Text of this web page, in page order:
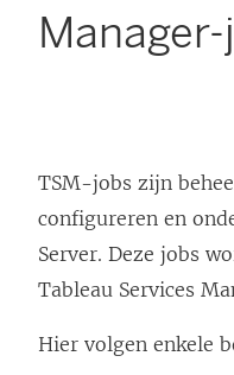
TSM-jobs zijn
configureren en
Server. Deze jobs
Tableau Services
Hier volgen enkele